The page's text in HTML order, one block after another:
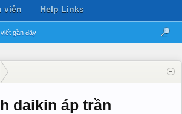
viết gần đây
viên Help Links
daikin áp trần